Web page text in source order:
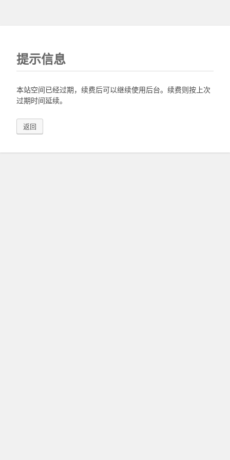
提示信息
本站空间已经过期，续费后可以继续使用后台。续费则按上次
过期时间延续。
返回